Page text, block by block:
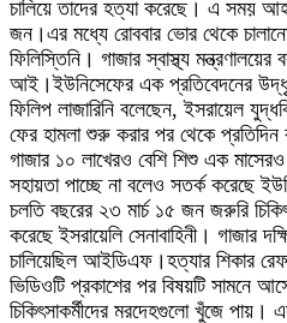
চালিয়ে তাদের হত্যা করেছে। এ
জন।এর মধ্যে রোববার ভোর থেকে
ফিলিস্তিনি। গাজার স্বাস্থ্য
আই।ইউনিসেফের এক প্রতিবেদনের
ফিলিপ লাজারিনি বলেছেন, ইসরায়েল
ফের হামলা শুরু করার পর থেকে
গাজার ১০ লাখেরও বেশি শিশু এক মাসেরও
সহায়তা পাচ্ছে না বলেও সতর্ক করেছে
চলতি বছরের ২৩ মার্চ ১৫ জন জরুরি
করেছে ইসরায়েলি সেনাবাহিনী। গাজার
চালিয়েছিল আইডিএফ।হত্যার শিকার
ভিডিওটি প্রকাশের পর বিষয়টি সামনে
চিকিৎসাকর্মীদের মরদেহগুলো খুঁজে পায়।